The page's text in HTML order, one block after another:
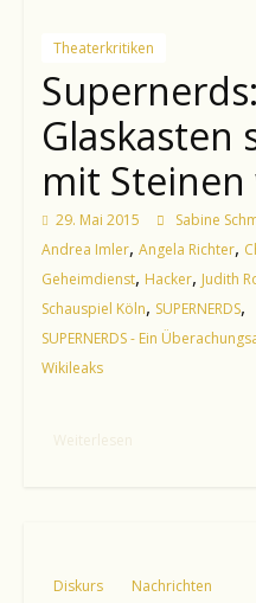
undTheaterkritiken
Glaskasten
mit
29. Mai 2015 Sabine
Andrea Imler, Angela Richter,
Geheimdienst, Hacker, Judith
Schauspiel Köln, SUPERNERDS,
SUPERNERDS - Ein
Wikileaks
Weiterlesen
Diskurs Nachrichten